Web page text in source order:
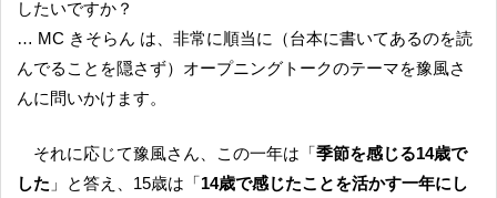
したいですか？
… MC きそらん は、非常に順当に（台本に書いてあるのを読
んでることを隠さず）オープニングトークのテーマを豫風さ
んに問いかけます。
それに応じて豫風さん、この一年は「季節を感じる14歳で
した 」と答え、15歳は「14歳で感じたことを活かす一年にし